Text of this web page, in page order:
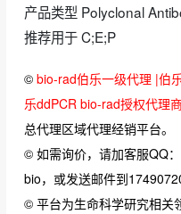
产品类型 Polyclonal
推荐用于 C;E;P
© bio-rad伯乐一级代理 |伯
乐ddPCR bio-rad授权代理
总代理区域代理经销平台。
© 如需询价，请加客服QQ
bio，或发送邮件到
© 平台为生命科学研究相关